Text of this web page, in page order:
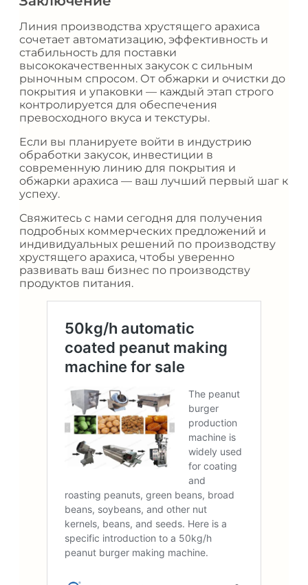
Линия производства хрустящего арахиса
сочетает автоматизацию, эффективность и
стабильность для поставки
высококачественных закусок с сильным
рыночным спросом. От обжарки и очистки до
покрытия и упаковки — каждый этап строго
контролируется для обеспечения
превосходного вкуса и текстуры.
Если вы планируете войти в индустрию
обработки закусок, инвестиции в
современную линию для покрытия и
обжарки арахиса — ваш лучший первый шаг к
успеху.
Свяжитесь с нами сегодня для получения
подробных коммерческих предложений и
индивидуальных решений по производству
хрустящего арахиса, чтобы уверенно
развивать ваш бизнес по производству
продуктов питания.